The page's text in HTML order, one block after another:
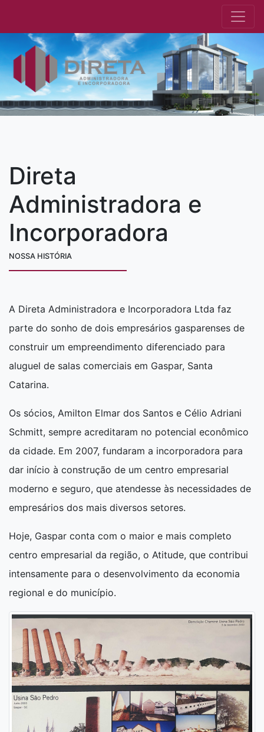
Direta
Administradora e
Incorporadora
NOSSA HISTÓRIA
A Direta Administradora e Incorporadora Ltda faz
parte do sonho de dois empresários gasparenses de
construir um empreendimento diferenciado para
aluguel de salas comerciais em Gaspar, Santa
Catarina.
Os sócios, Amilton Elmar dos Santos e Célio Adriani
Schmitt, sempre acreditaram no potencial econômico
da cidade. Em 2007, fundaram a incorporadora para
dar início à construção de um centro empresarial
moderno e seguro, que atendesse às necessidades de
empresários dos mais diversos setores.
Hoje, Gaspar conta com o maior e mais completo
centro empresarial da região, o Atitude, que contribui
intensamente para o desenvolvimento da economia
regional e do município.